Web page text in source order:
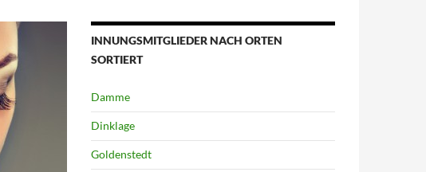
INNUNGSMITGLIEDER NACH ORTEN
SORTIERT
Damme
Dinklage
Goldenstedt